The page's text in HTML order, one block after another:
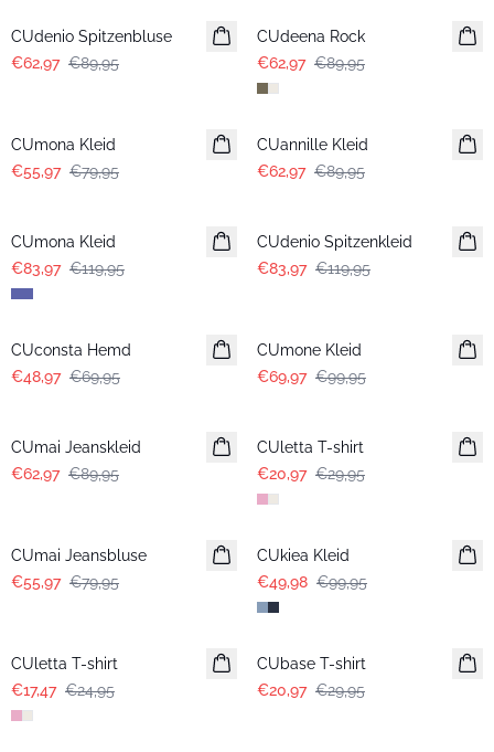
CUdenio Spitzenbluse
€62,97 €89,95
CUdeena Rock
€62,97 €89,95
CUmona Kleid
€55,97 €79,95
-30%
CUannille Kleid
€62,97 €89,95
CUmona Kleid
€83,97 €119,95
CUdenio Spitzenkleid
€83,97 €119,95
-30%
CUconsta Hemd
€48,97 €69,95
CUmone Kleid
€69,97 €99,95
CUmai Jeanskleid
€62,97 €89,95
CUletta T-shirt
€20,97 €29,95
CUmai Jeansbluse
€55,97 €79,95
-50%
CUkiea Kleid
€49,98 €99,95
CUletta T-shirt
€17,47 €24,95
-30%
CUbase T-shirt
€20,97 €29,95
-50%